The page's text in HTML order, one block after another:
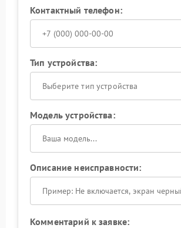
Контактный телефон:
Тип устройства:
Выберите тип устройства
Модель устройства:
Описание неисправности:
Комментарий к заявке: